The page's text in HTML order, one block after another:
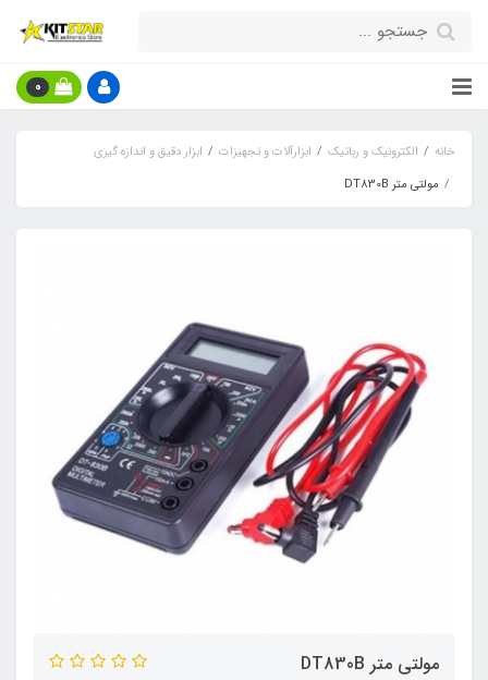
0
خانه الکترونیک و رباتیک ابزارآلات و تجهیزات
ابزار دقیق و اندازه گیری
مولتی متر DT830B
مولتی متر DT830B